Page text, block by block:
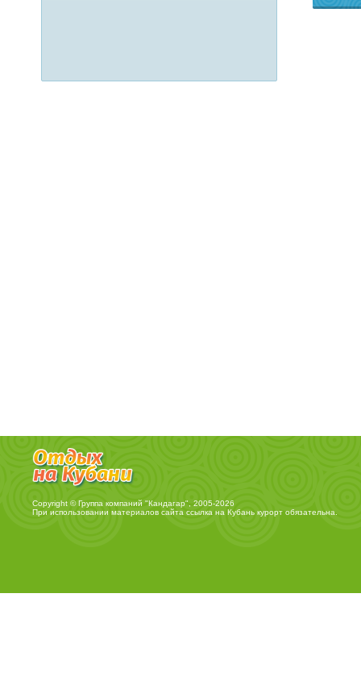
Copyright © Группа компаний "Кандагар", 2005-2026
При использовании материалов сайта ссылка на Кубань курортобязательна.